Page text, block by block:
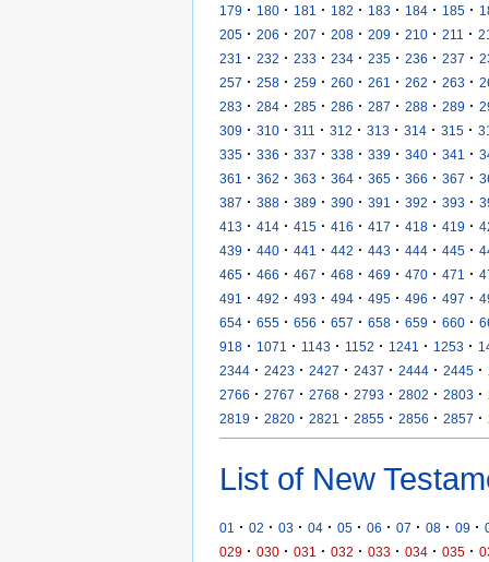
179 · 180 · 181 · 182 · 183 · 184 · 185 ·
205 · 206 · 207 · 208 · 209 · 210 · 211 ·
231
· 232 · 233 · 234 · 235 · 236 · 237 ·
257 · 258 · 259 · 260 · 261 · 262 · 263 ·
283 · 284 · 285 · 286 · 287 · 288 · 289 ·
309 · 310 · 311 · 312 · 313 · 314 · 315 ·
335 · 336 · 337 · 338 · 339 · 340 · 341 ·
361
· 362 · 363 · 364 · 365 · 366 · 367 ·
387 · 388 · 389 · 390 · 391 · 392 · 393 ·
413 · 414 · 415 · 416 · 417 · 418 · 419 ·
439 · 440 · 441 · 442 · 443 · 444 · 445 ·
465 · 466 · 467 · 468 · 469 · 470 · 471 ·
491
· 492 · 493 · 494 · 495 · 496 · 497 ·
654 · 655 · 656 · 657 · 658 · 659 · 660 ·
918 · 1071 · 1143 · 1152 · 1241 · 1253 ·
2344 · 2423 · 2427 · 2437 · 2444 · 2445 ·
2766 · 2767 · 2768 · 2793 · 2802 · 2803 ·
2819 · 2820 · 2821 · 2855 · 2856 · 2857 ·
List of New
01 · 02 · 03 · 04 · 05 · 06 · 07 · 08 · 09 ·
029 · 030 · 031 · 032 · 033 · 034 · 035 ·